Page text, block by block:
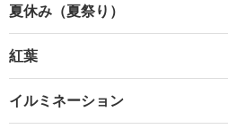
夏休み（夏祭り）
紅葉
イルミネーション